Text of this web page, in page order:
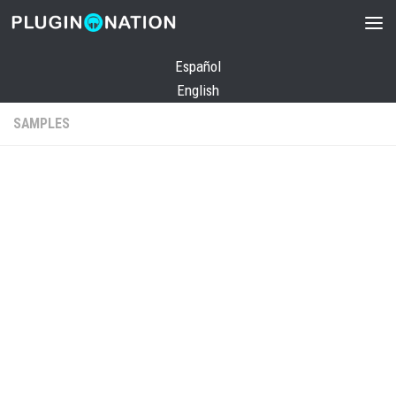
Saltar al contenido
Español
English
SAMPLES